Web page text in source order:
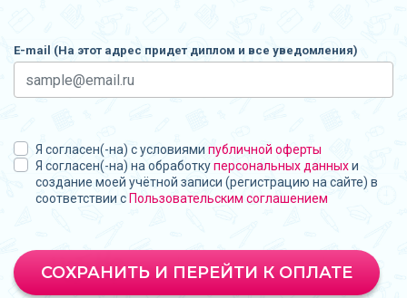
E-mail (На этот адрес придет диплом и все уведомления)
Я согласен(-на) с условиями публичной оферты
Я согласен(-на) на обработкуперсональных данныхи
создание моей учётной записи (регистрацию на сайте) в
соответствии с Пользовательским соглашением
СОХРАНИТЬ И ПЕРЕЙТИ К ОПЛАТЕ